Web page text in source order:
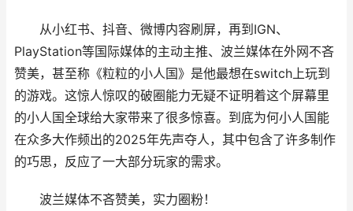
从小红书、抖音、微博内容刷屏，再到IGN、
PlayStation等国际媒体的主动主推、波兰媒体在外网不吝
赞美，甚至称《粒粒的小人国》是他最想在switch上玩到
的游戏。这惊人惊叹的破圈能力无疑不证明着这个屏幕里
的小人国全球给大家带来了很多惊喜。到底为何小人国能
在众多大作频出的2025年先声夺人，其中包含了许多制作
的巧思，反应了一大部分玩家的需求。
波兰媒体不吝赞美，实力圈粉！